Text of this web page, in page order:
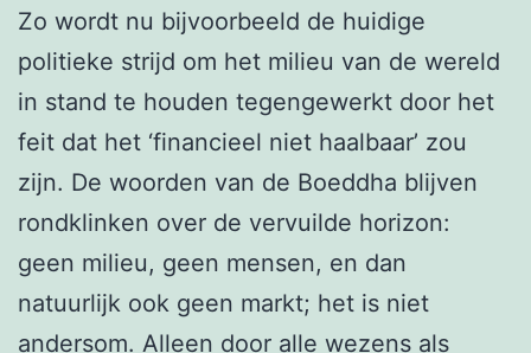
Zo wordt nu bijvoorbeeld de huidige
politieke strijd om het milieu van de wereld
in stand te houden tegengewerkt door het
feit dat het ‘financieel niet haalbaar’ zou
zijn. De woorden van de Boeddha blijven
rondklinken over de vervuilde horizon:
geen milieu, geen mensen, en dan
natuurlijk ook geen markt; het is niet
andersom. Alleen door alle wezens als